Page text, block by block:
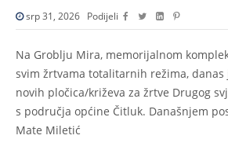
srp 31, 2026 Podijeli
Na Groblju Mira, memorijalnom
svim žrtvama totalitarnih režima, danas
novih pločica/križeva za žrtve Drugog
s područja općine Čitluk. Današnjem
Mate Miletić